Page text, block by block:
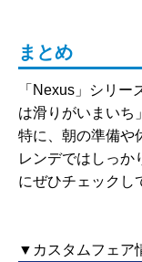
まとめ
「Nexus」シリ
は滑りがいまいち
特に、朝の準備や
レンデではしっか
にぜひチェックし
▼カスタムフェア